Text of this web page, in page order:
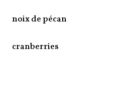
noix de pécan
cranberries